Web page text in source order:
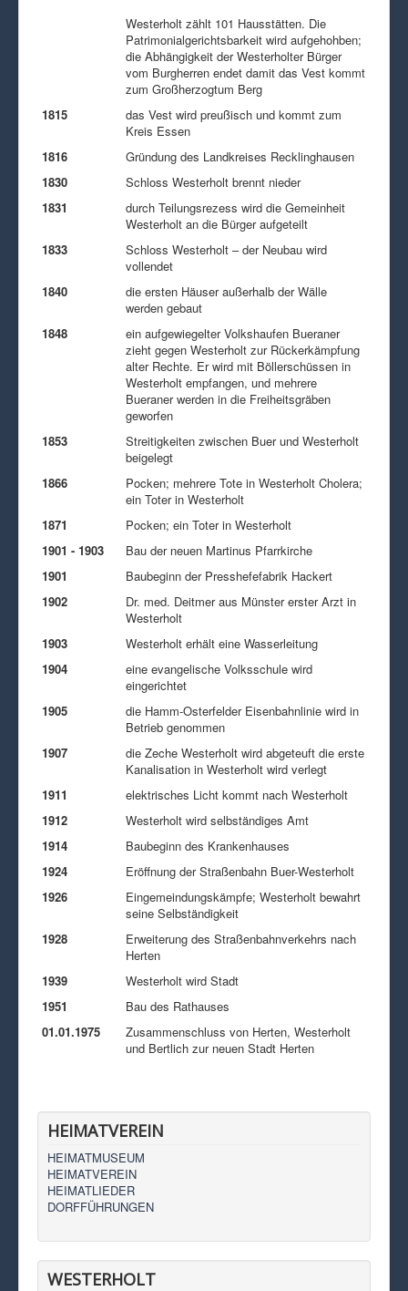
Westerholt zählt 101 Hausstätten. Die
Patrimonialgerichtsbarkeit wird aufgehohben;
die Abhängigkeit der Westerholter Bürger
vom Burgherren endet damit das Vest kommt
zum Großherzogtum Berg
1815
das Vest wird preußisch und kommt zum
Kreis Essen
1816
Gründung des Landkreises Recklinghausen
1830
Schloss Westerholt brennt nieder
1831
durch Teilungsrezess wird die Gemeinheit
Westerholt an die Bürger aufgeteilt
1833
Schloss Westerholt – der Neubau wird
vollendet
1840
die ersten Häuser außerhalb der Wälle
werden gebaut
1848
ein aufgewiegelter Volkshaufen Bueraner
zieht gegen Westerholt zur Rückerkämpfung
alter Rechte. Er wird mit Böllerschüssen in
Westerholt empfangen, und mehrere
Bueraner werden in die Freiheitsgräben
geworfen
1853
Streitigkeiten zwischen Buer und Westerholt
beigelegt
1866
Pocken; mehrere Tote in Westerholt Cholera;
ein Toter in Westerholt
1871
Pocken; ein Toter in Westerholt
1901 - 1903
Bau der neuen Martinus Pfarrkirche
1901
Baubeginn der Presshefefabrik Hackert
1902
Dr. med. Deitmer aus Münster erster Arzt in
Westerholt
1903
Westerholt erhält eine Wasserleitung
1904
eine evangelische Volksschule wird
eingerichtet
1905
die Hamm-Osterfelder Eisenbahnlinie wird in
Betrieb genommen
1907
die Zeche Westerholt wird abgeteuft die erste
Kanalisation in Westerholt wird verlegt
1911
elektrisches Licht kommt nach Westerholt
1912
Westerholt wird selbständiges Amt
1914
Baubeginn des Krankenhauses
1924
Eröffnung der Straßenbahn Buer-Westerholt
1926
Eingemeindungskämpfe; Westerholt bewahrt
seine Selbständigkeit
1928
Erweiterung des Straßenbahnverkehrs nach
Herten
1939
Westerholt wird Stadt
1951
Bau des Rathauses
01.01.1975
Zusammenschluss von Herten, Westerholt
und Bertlich zur neuen Stadt Herten
HEIMATVEREIN
HEIMATMUSEUM
HEIMATVEREIN
HEIMATLIEDER
DORFFÜHRUNGEN
WESTERHOLT